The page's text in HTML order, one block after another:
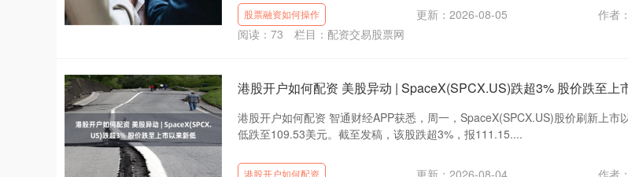
股票融资如何操作 更新：2026-08-05
作者
阅读： 73 栏目： 配资交易股票网
港股开户如何配资 美股异动 | SpaceX(SPCX.US)跌超3% 股价跌至上
港股开户如何配资 智通财经APP获悉，周一，SpaceX(SPCX.US)股价刷新上市
低跌至109.53美元。截至发稿，该股跌超3%，报111.15....
港股开户如何配资 更新：2026-08-04
作者